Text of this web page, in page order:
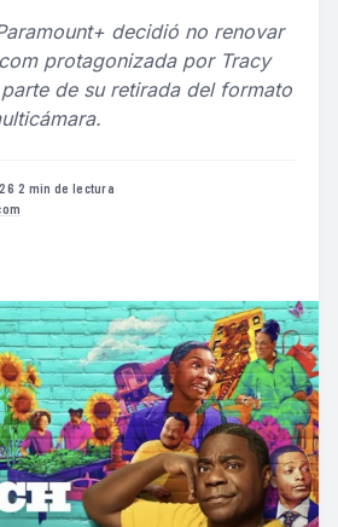
decidió no renovar
protagonizada por Tracy
de su retirada del formato
·2 min de lectura·